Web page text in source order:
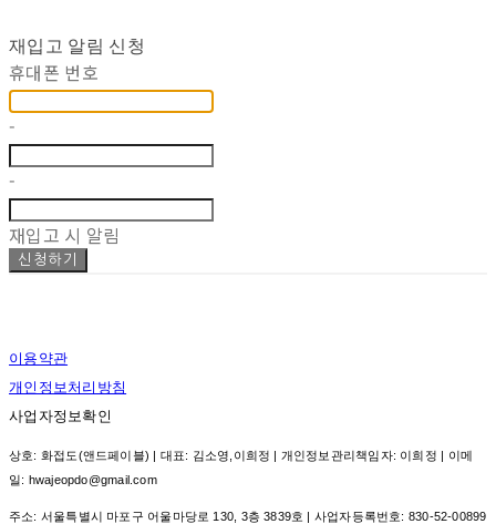
재입고 알림 신청
휴대폰 번호
-
-
재입고 시 알림
신청하기
이용약관
개인정보처리방침
사업자정보확인
상호: 화접도(앤드페이블) | 대표: 김소영,이희정 | 개인정보관리책임자: 이희정 | 이메
일: hwajeopdo@gmail.com
주소: 서울특별시 마포구 어울마당로 130, 3층 3839호 | 사업자등록번호: 830-52-00899